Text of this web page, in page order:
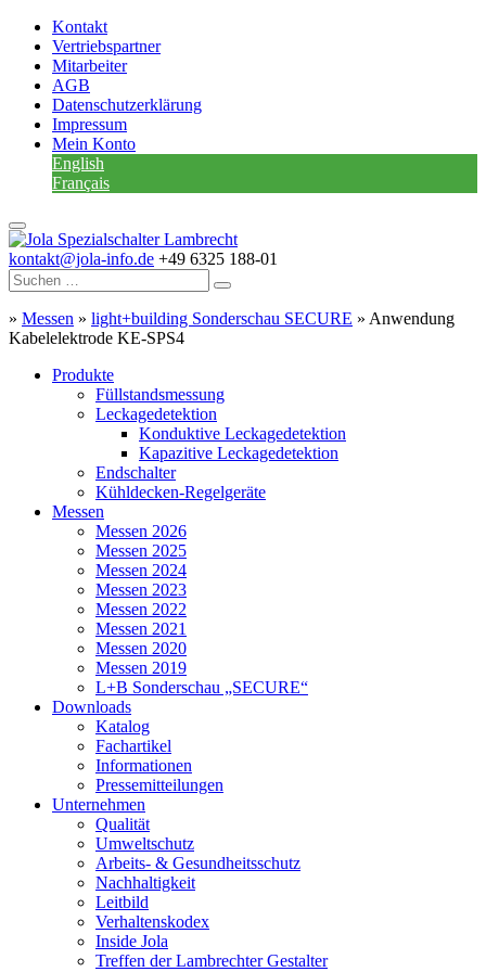
Kontakt
Vertriebspartner
Mitarbeiter
AGB
Datenschutzerklärung
Impressum
Mein Konto
English
Français
kontakt@jola-info.de +49 6325 188-01
» Messen » light+building Sonderschau SECURE » Anwendung
Kabelelektrode KE-SPS4
Produkte
Füllstandsmessung
Leckagedetektion
Konduktive Leckagedetektion
Kapazitive Leckagedetektion
Endschalter
Kühldecken-Regelgeräte
Messen
Messen 2026
Messen 2025
Messen 2024
Messen 2023
Messen 2022
Messen 2021
Messen 2020
Messen 2019
L+B Sonderschau „SECURE“
Downloads
Katalog
Fachartikel
Informationen
Pressemitteilungen
Unternehmen
Qualität
Umweltschutz
Arbeits- & Gesundheitsschutz
Nachhaltigkeit
Leitbild
Verhaltenskodex
Inside Jola
Treffen der Lambrechter Gestalter